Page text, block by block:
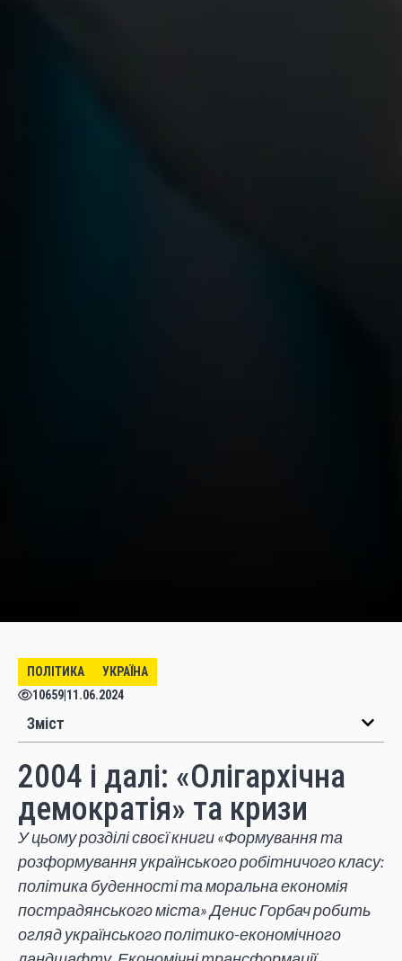
ПОЛІТИКА
УКРАЇНА
10659 11.06.2024
Зміст
2004 і далі: «Олігархічна
демократія» та кризи
У цьому розділі своєї книги «Формування та
розформування українського робітничого класу:
політика буденності та моральна економія
пострадянського міста» Денис Горбач робить
огляд українського політико-економічного